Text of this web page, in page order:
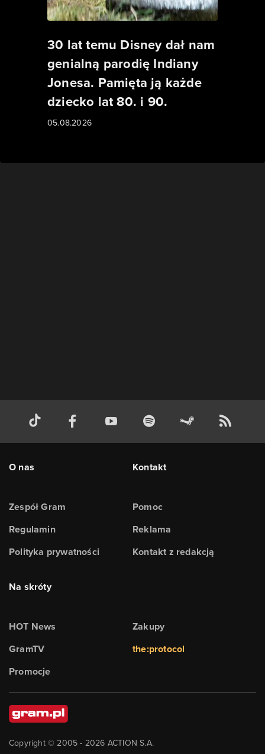
30 lat temu Disney dał nam
genialną parodię Indiany
Jonesa. Pamięta ją każde
dziecko lat 80. i 90.
05.08.2026
O nas
Zespół Gram
Regulamin
Polityka prywatności
Kontakt
Pomoc
Reklama
Kontakt z redakcją
Na skróty
HOT News
GramTV
Promocje
Zakupy
the:protocol
Copyright © 2005 - 2026 ACTION S.A.